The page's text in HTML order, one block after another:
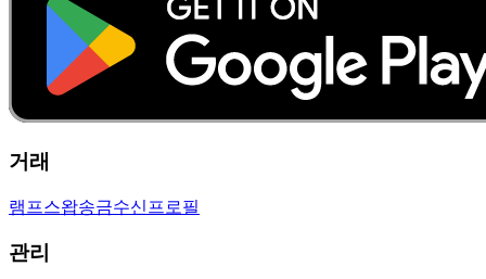
거래
램프스왑송금수신 프로필
관리